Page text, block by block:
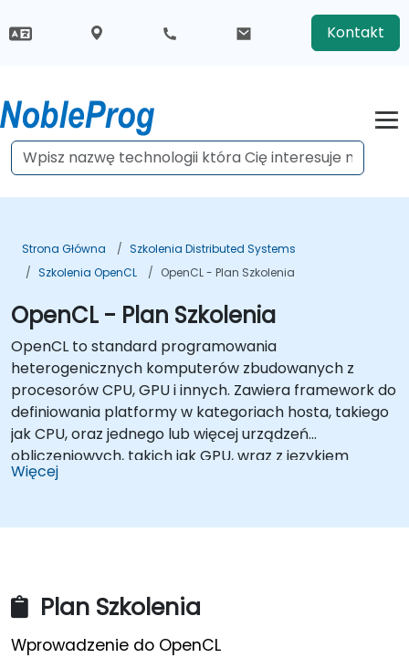
Kontakt
Strona Główna
Szkolenia Distributed Systems
Szkolenia OpenCL
OpenCL - Plan Szkolenia
OpenCL - Plan Szkolenia
OpenCL to standard programowania
heterogenicznych komputerów zbudowanych z
procesorów CPU, GPU i innych. Zawiera framework do
definiowania platformy w kategoriach hosta, takiego
jak CPU, oraz jednego lub więcej urządzeń
obliczeniowych, takich jak GPU, wraz z językiem
programowania opartym na C do pisania programów
Więcej
Plan Szkolenia
Wprowadzenie do OpenCL